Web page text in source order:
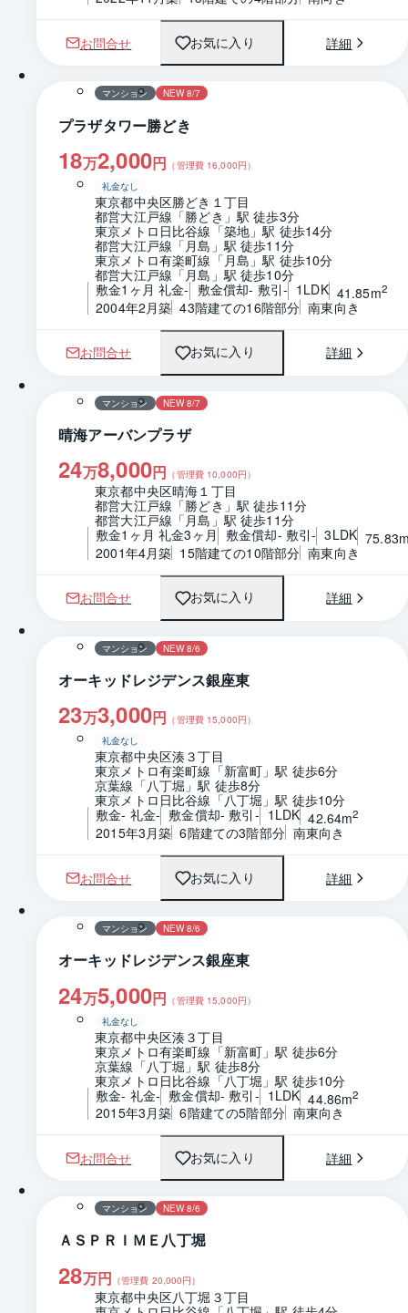
お問合せ お気に入り 詳細
1 / 0
マンション NEW 8/7
プラザタワー勝どき
18万2,000円 （管理費 16,000円）
礼金なし
東京都中央区勝どき１丁目
都営大江戸線「勝どき」駅 徒歩3分
東京メトロ日比谷線「築地」駅 徒歩14分
都営大江戸線「月島」駅 徒歩11分
東京メトロ有楽町線「月島」駅 徒歩10分
都営大江戸線「月島」駅 徒歩10分
敷金1ヶ月 礼金- 敷金償却- 敷引- 1LDK 41.85m2
2004年2月築 43階建ての16階部分 南東向き
お問合せ お気に入り 詳細
1 / 0 間取り
マンション NEW 8/7
晴海アーバンプラザ
24万8,000円 （管理費 10,000円）
東京都中央区晴海１丁目
都営大江戸線「勝どき」駅 徒歩11分
都営大江戸線「月島」駅 徒歩11分
敷金1ヶ月 礼金3ヶ月 敷金償却- 敷引- 3LDK
2001年4月築 15階建ての10階部分 南東向き
お問合せ お気に入り 詳細
1 / 0 間取り
マンション NEW 8/6
オーキッドレジデンス銀座東
23万3,000円 （管理費 15,000円）
礼金なし
東京都中央区湊３丁目
東京メトロ有楽町線「新富町」駅 徒歩6分
京葉線「八丁堀」駅 徒歩8分
東京メトロ日比谷線「八丁堀」駅 徒歩10分
敷金- 礼金- 敷金償却- 敷引- 1LDK 42.64m2
2015年3月築 6階建ての3階部分 南東向き
お問合せ お気に入り 詳細
1 / 0 間取り
マンション NEW 8/6
オーキッドレジデンス銀座東
24万5,000円 （管理費 15,000円）
礼金なし
東京都中央区湊３丁目
東京メトロ有楽町線「新富町」駅 徒歩6分
京葉線「八丁堀」駅 徒歩8分
東京メトロ日比谷線「八丁堀」駅 徒歩10分
敷金- 礼金- 敷金償却- 敷引- 1LDK 44.86m2
2015年3月築 6階建ての5階部分 南東向き
お問合せ お気に入り 詳細
1 / 0 間取り
マンション NEW 8/6
ＡＳＰＲＩＭＥ八丁堀
28万円 （管理費 20,000円）
東京都中央区八丁堀３丁目